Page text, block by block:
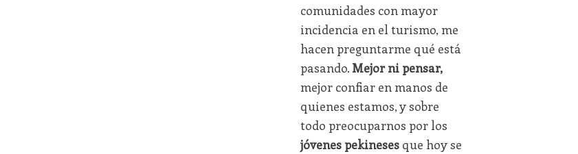
comunidades con mayor
incidencia en el turismo, me
hacen preguntarme qué está
pasando. Mejor ni pensar,
mejor confiar en manos de
quienes estamos, y sobre
todo preocuparnos por los
jóvenes pekinesesque hoy se